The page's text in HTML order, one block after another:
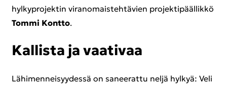
hyl­ky­pro­jek­tin vi­ran­omais­teh­tä­vien pro­jek­ti­pääl­lik­kö
Tommi Kont­to.
Kal­lis­ta ja vaa­ti­vaa
Lä­hi­men­nei­syy­des­sä on sa­nee­rat­tu neljä hyl­kyä: Veli